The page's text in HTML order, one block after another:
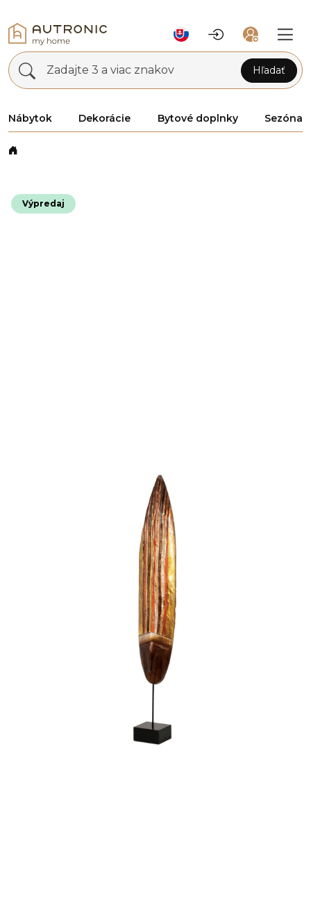
Zadajte 3 a viac znakov Hľadať
Nábytok Dekorácie Bytové doplnky Sezóna
Výpredaj